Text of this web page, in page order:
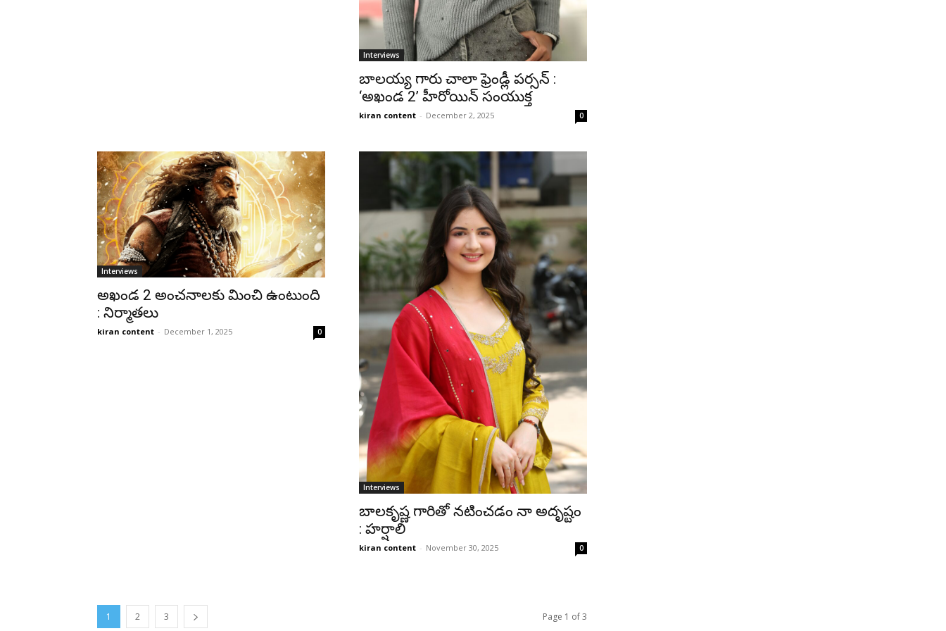
Interviews
బాలయ్య గారు చాలా ఫ్రెండ్లీ పర్సన్ :
‘అఖండ 2’ హీరోయిన్ సంయుక్త
kiran content - December 2, 2025 0
Interviews
అఖండ 2 అంచనాలకు మించి ఉంటుంది
: నిర్మాతలు
kiran content - December 1, 2025 0
Interviews
బాలకృష్ణ గారితో నటించడం నా అదృష్టం
: హర్షాలి
kiran content - November 30, 2025 0
1 2 3 Page 1 of 3